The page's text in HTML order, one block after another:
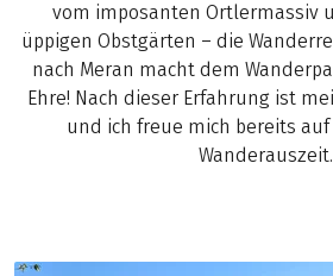
vom imposanten Ortlermassiv
üppigen Obstgärten – die
nach Meran macht dem
Ehre! Nach dieser Erfahrung ist
und ich freue mich bereits
Wanderauszeit.